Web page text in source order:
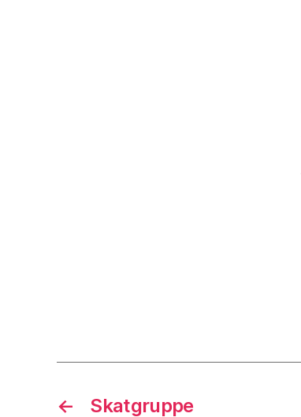
← Skatgruppe